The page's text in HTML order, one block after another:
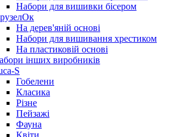
Набори для вишивки бісером
На дерев'яній основі
Набори для вишивання хрестиком
На пластиковій основі
інших виробників
S
Гобелени
Класика
Різне
Пейзажі
Фауна
Квіти